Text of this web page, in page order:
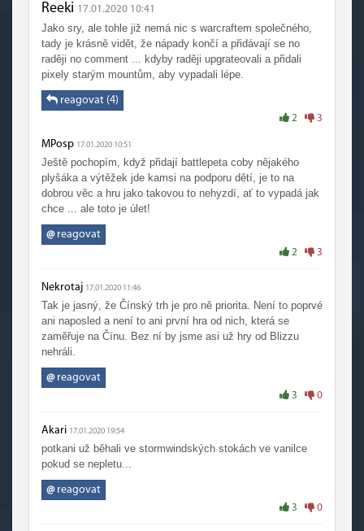
Reeki 17.01.2020 10:41
Jako sry, ale tohle již nemá nic s warcraftem společného,
tady je krásně vidět, že nápady končí a přidávají se no
raději no comment ... kdyby raději upgrateovali a přidali
pixely starým mountům, aby vypadali lépe.
reagovat (4)
2 3
MPosp 17.01.2020 10:51
Ještě pochopím, když přidají battlepeta coby nějakého
plyšáka a výtěžek jde kamsi na podporu dětí, je to na
dobrou věc a hru jako takovou to nehyzdí, ať to vypadá jak
chce ... ale toto je úlet!
@reagovat
2 3
Nekrotaj 17.01.2020 11:46
Tak je jasný, že Čínský trh je pro ně priorita. Není to poprvé
ani naposled a není to ani první hra od nich, která se
zaměřuje na Čínu. Bez ní by jsme asi už hry od Blizzu
nehráli.
@reagovat
3 0
Akari 17.01.2020 19:54
potkani už běhali ve stormwindských stokách ve vanilce
pokud se nepletu...
@reagovat
3 0